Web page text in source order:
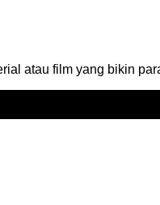
atau film yang bikin